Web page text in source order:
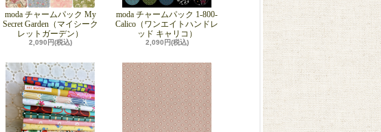
moda チャームパック My
Secret Garden（マイシーク
レットガーデン）
2,090円(税込)
moda チャームパック 1-800-
Calico（ワンエイトハンドレ
ッド キャリコ）
2,090円(税込)